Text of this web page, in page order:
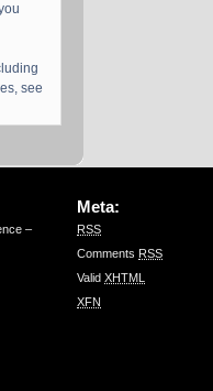
see
–
Meta:
RSS
Comments RSS
Valid XHTML
XFN